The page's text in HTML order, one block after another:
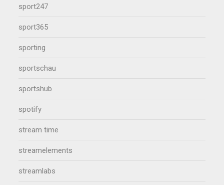
sport247
sport365
sporting
sportschau
sportshub
spotify
stream time
streamelements
streamlabs